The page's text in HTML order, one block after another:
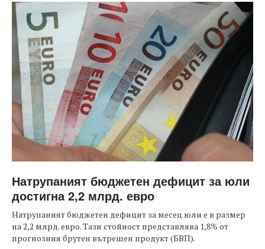
Натрупаният бюджетен дефицит за юли
достигна 2,2 млрд. евро
Натрупаният бюджетен дефицит за месец юли е в размер
на 2,2 млрд. евро. Тази стойност представлява 1,8% от
прогнозния брутен вътрешен продукт (БВП).